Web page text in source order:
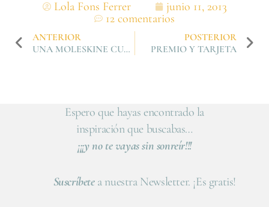
Lola Fons Ferrer
junio 11, 2013
12 comentarios
ANTERIOR
UNA MOLESKINE CUSTOMIZADA
POSTERIOR
PREMIO Y TARJETA
Espero que hayas encontrado la
inspiración que buscabas…
¡¡¡y no te vayas sin sonreír!!!
Suscríbetea nuestra Newsletter. ¡Es gratis!